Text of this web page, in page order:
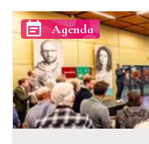
event_note Agenda